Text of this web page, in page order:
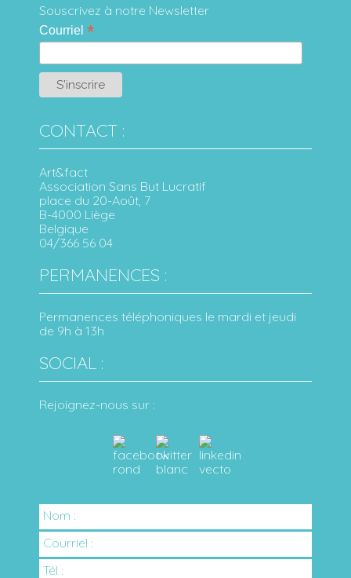
Souscrivez à notre Newsletter
Courriel*
CONTACT :
Art&fact
Association Sans But Lucratif
place du 20-Août, 7
B-4000 Liège
Belgique
04/366 56 04
PERMANENCES :
Permanences téléphoniques le mardi et jeudi
de 9h à 13h
SOCIAL :
Rejoignez-nous sur :
Nom :
Courriel :
Tél :